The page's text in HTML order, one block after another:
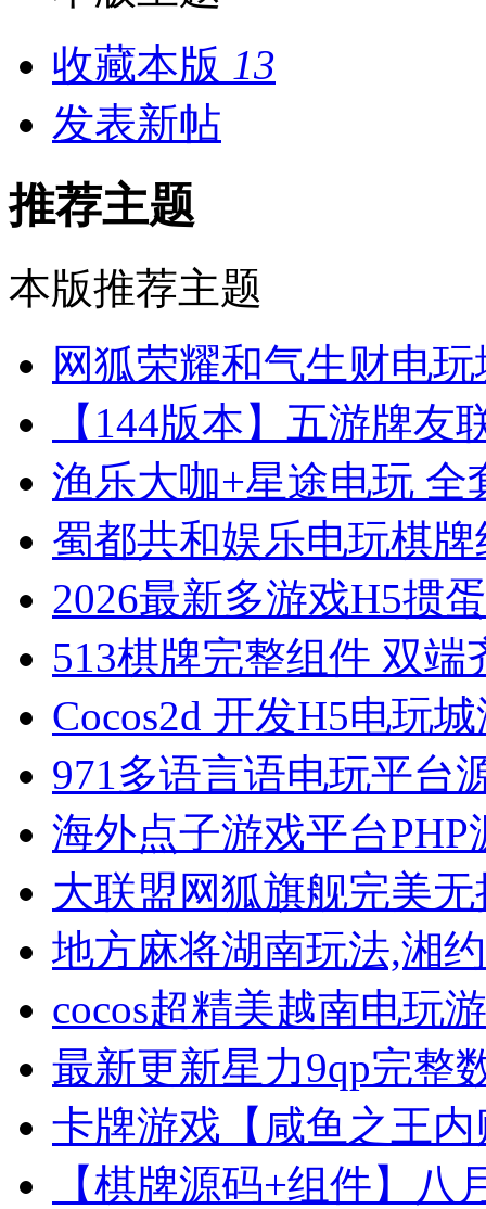
收藏本版 13
发表新帖
推荐主题
本版推荐主题
网狐荣耀和气生财电
【144版本】五游牌友
渔乐大咖+星途电玩 全
蜀都共和娱乐电玩棋
2026最新多游戏H5掼
513棋牌完整组件 双端
Cocos2d 开发H5电玩
971多语言语电玩平台
海外点子游戏平台
大联盟网狐旗舰完美
地方麻将湖南玩法,湘
cocos超精美越南电玩
最新更新星力9qp完整
卡牌游戏【咸鱼之王
【棋牌源码+组件】八